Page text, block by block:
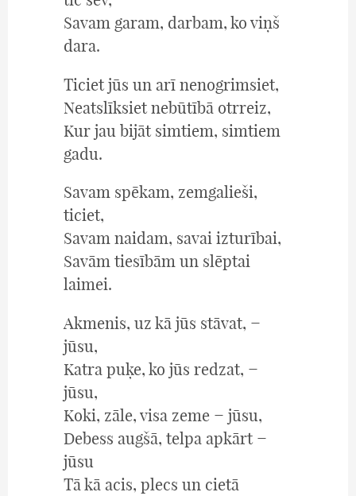
Savam garam, darbam, ko viņš
dara.
Ticiet jūs un arī nenogrimsiet,
Neatslīksiet nebūtībā otrreiz,
Kur jau bijāt simtiem, simtiem
gadu.
Savam spēkam, zemgalieši,
ticiet,
Savam naidam, savai izturībai,
Savām tiesībām un slēptai
laimei.
Akmenis, uz kā jūs stāvat, −
jūsu,
Katra puķe, ko jūs redzat, −
jūsu,
Koki, zāle, visa zeme − jūsu,
Debess augšā, telpa apkārt −
jūsu
Tā kā acis, plecs un cietā